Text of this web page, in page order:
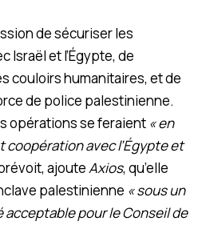
de sécuriser les
Israël et l’Égypte, de
couloirs humanitaires, et de
de police palestinienne.
opérations se feraient « en
avec l’Égypte et
ajouteAxios, qu’elle
palestinienne « sous un
pour le Conseil de